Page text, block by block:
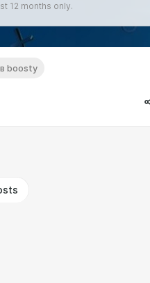
12 months only.
boosty